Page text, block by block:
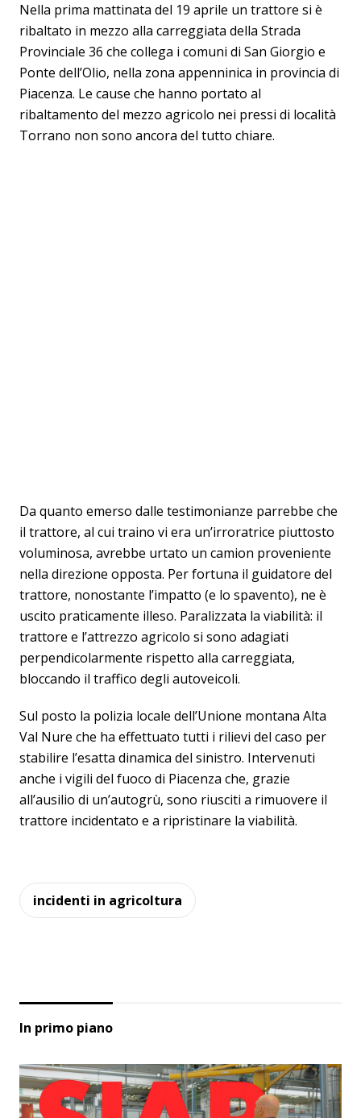
Nella prima mattinata del 19 aprile un trattore si è
ribaltato in mezzo alla carreggiata della Strada
Provinciale 36 che collega i comuni di San Giorgio e
Ponte dell’Olio, nella zona appenninica in provincia di
Piacenza. Le cause che hanno portato al
ribaltamento del mezzo agricolo nei pressi di località
Torrano non sono ancora del tutto chiare.
Da quanto emerso dalle testimonianze parrebbe che
il trattore, al cui traino vi era un’irroratrice piuttosto
voluminosa, avrebbe urtato un camion proveniente
nella direzione opposta. Per fortuna il guidatore del
trattore, nonostante l’impatto (e lo spavento), ne è
uscito praticamente illeso. Paralizzata la viabilità: il
trattore e l’attrezzo agricolo si sono adagiati
perpendicolarmente rispetto alla carreggiata,
bloccando il traffico degli autoveicoli.
Sul posto la polizia locale dell’Unione montana Alta
Val Nure che ha effettuato tutti i rilievi del caso per
stabilire l’esatta dinamica del sinistro. Intervenuti
anche i vigili del fuoco di Piacenza che, grazie
all’ausilio di un’autogrù, sono riusciti a rimuovere il
trattore incidentato e a ripristinare la viabilità.
incidenti in agricoltura
In primo piano